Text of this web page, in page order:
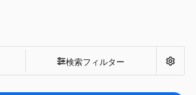
検索フィルター